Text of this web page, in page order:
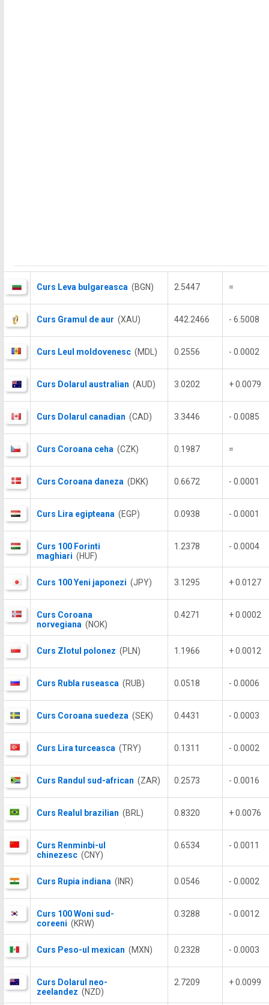
Curs Leva bulgareasca (BGN) 2.5447 =
Curs Gramul de aur (XAU) 442.2466 - 6.5008
Curs Leul moldovenesc (MDL) 0.2556 - 0.0002
Curs Dolarul australian (AUD) 3.0202 + 0.0079
Curs Dolarul canadian (CAD) 3.3446 - 0.0085
Curs Coroana ceha (CZK) 0.1987 =
Curs Coroana daneza (DKK) 0.6672 - 0.0001
Curs Lira egipteana (EGP) 0.0938 - 0.0001
Curs 100 Forinti
maghiari (HUF)
1.2378 - 0.0004
Curs 100 Yeni japonezi (JPY) 3.1295 + 0.0127
Curs Coroana
norvegiana (NOK)
0.4271 + 0.0002
Curs Zlotul polonez (PLN) 1.1966 + 0.0012
Curs Rubla ruseasca (RUB) 0.0518 - 0.0006
Curs Coroana suedeza (SEK) 0.4431 - 0.0003
Curs Lira turceasca (TRY) 0.1311 - 0.0002
Curs Randul sud-african (ZAR) 0.2573 - 0.0016
Curs Realul brazilian (BRL) 0.8320 + 0.0076
Curs Renminbi-ul
chinezesc (CNY)
0.6534 - 0.0011
Curs Rupia indiana (INR) 0.0546 - 0.0002
Curs 100 Woni sud-
coreeni (KRW)
0.3288 - 0.0012
Curs Peso-ul mexican (MXN) 0.2328 - 0.0003
Curs Dolarul neo-
zeelandez (NZD)
2.7209 + 0.0099